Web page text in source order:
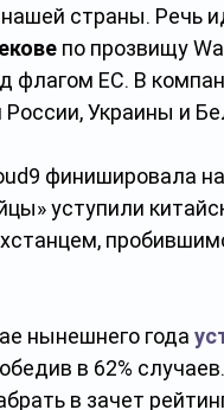
страны. Речь
по прозвищу
флагом ЕС. В
Украины и
финишировала
уступили
нынешнего года
в 62%
в зачет